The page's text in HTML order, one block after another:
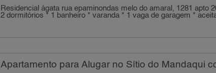
Residencial ágata rua epaminondas melo do amaral, 1281 apto
2 dormitórios * 1 banheiro * varanda * 1 vaga de garagem * aceita
Apartamento para Alugar no Sítio do Mandaqui